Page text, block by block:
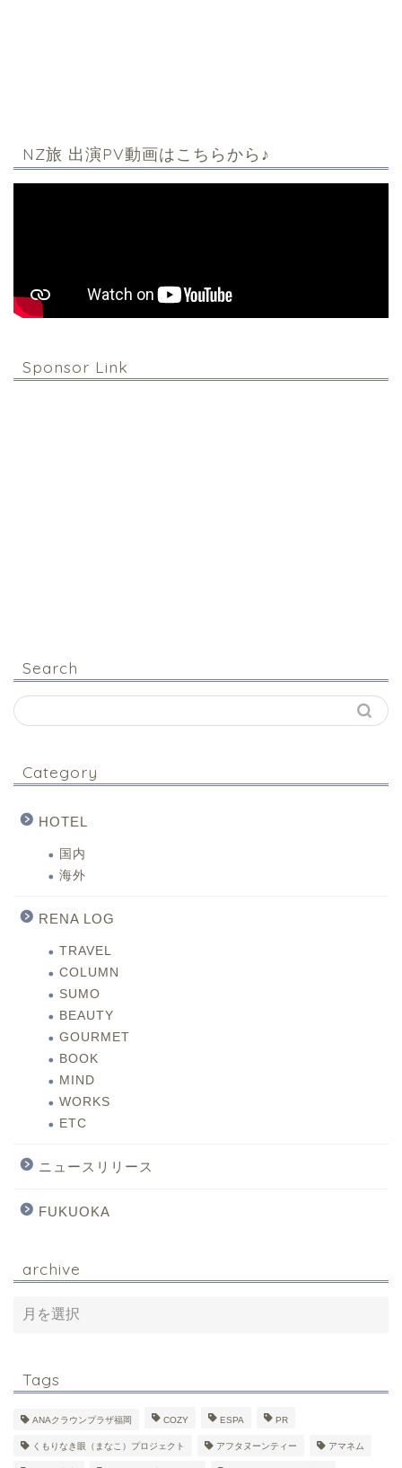
NZ旅 出演PV動画はこちらから♪
Sponsor Link
Search
Category
HOTEL
国内
海外
RENA LOG
TRAVEL
COLUMN
SUMO
BEAUTY
GOURMET
BOOK
MIND
WORKS
ETC
ニュースリリース
FUKUOKA
archive
Tags
ANAクラウンプラザ福岡 COZY ESPA PR
くもりなき眼（まなこ）プロジェクト アフタヌーンティー アマネム